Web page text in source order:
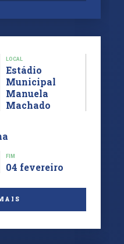
LOCAL
Estádio
Municipal
Manuela
Machado
FIM
04 fevereiro